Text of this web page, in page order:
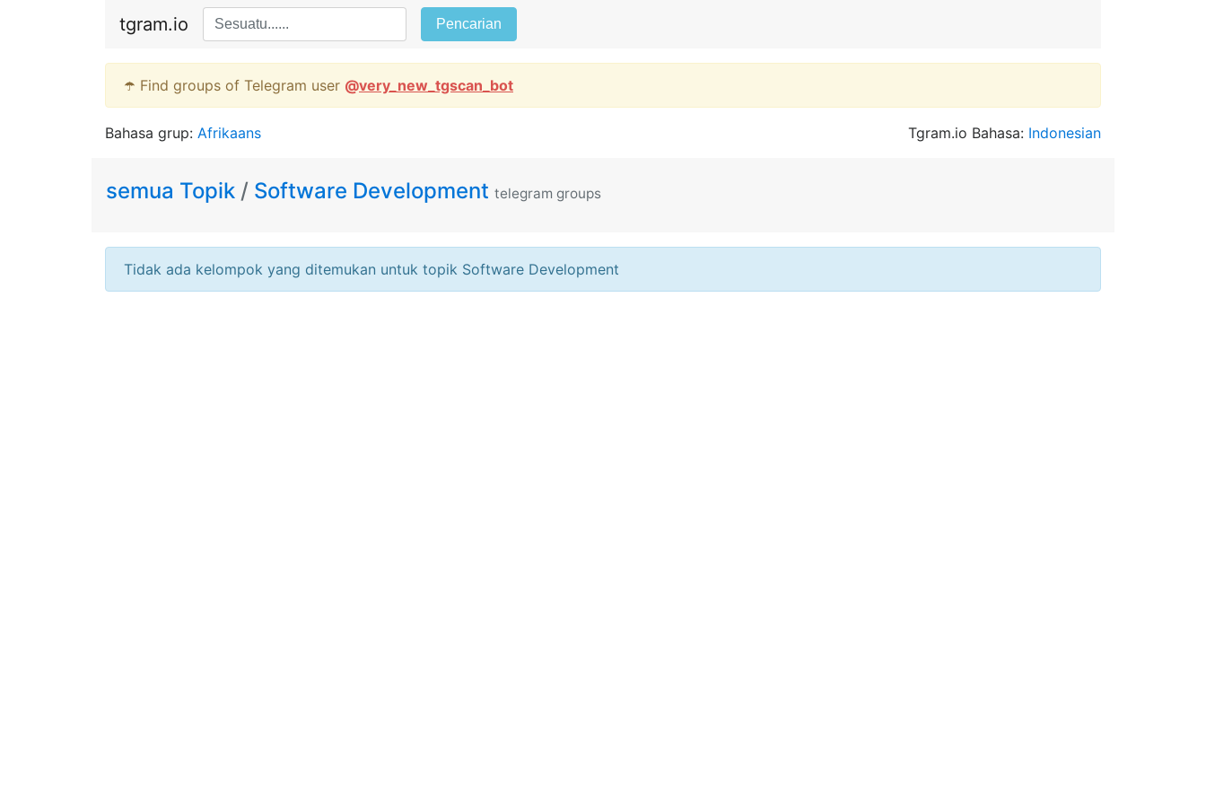
tgram.io Pencarian
☂️ Find groups of Telegram user @very_new_tgscan_bot
Bahasa grup: Afrikaans Tgram.io Bahasa: Indonesian
semua Topik / Software Development telegram groups
Tidak ada kelompok yang ditemukan untuk topik Software Development